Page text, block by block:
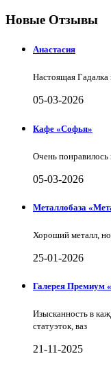
Новые Отзывы
Анастасия
Настоящая Гадалка
05-03-2026
Кафе «Софья»
Очень понравилось
05-03-2026
Металлобаза
Хороший металл, но
25-01-2026
Галерея Премиум
Изысканность в
статуэток, ваз
21-11-2025